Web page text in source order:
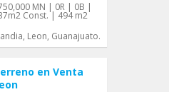
MN | 0R | 0B |
Const. | 494 m2
Leon, Guanajuato.
en Venta